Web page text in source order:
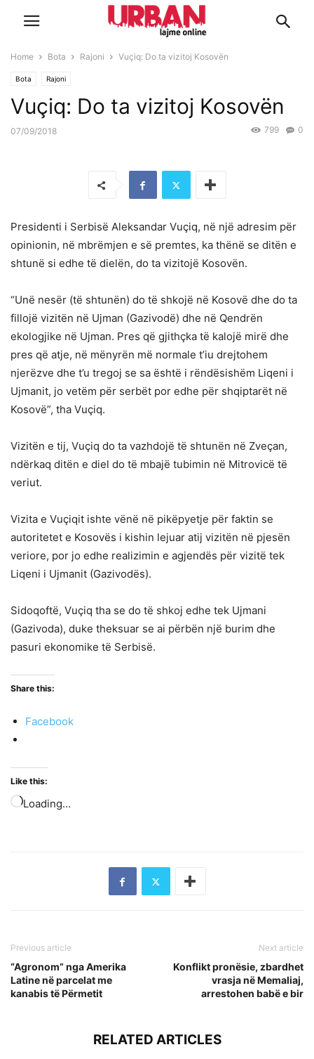
Home Bota Rajoni Vuçiq: Do ta vizitoj Kosovën
Bota Rajoni
Vuçiq: Do ta vizitoj Kosovën
07/09/2018 0
799
Presidenti i Serbisë Aleksandar Vuçiq, në një adresim për
opinionin, në mbrëmjen e së premtes, ka thënë se ditën e
shtunë si edhe të dielën, do ta vizitojë Kosovën.
“Unë nesër (të shtunën) do të shkojë në Kosovë dhe do ta
fillojë vizitën në Ujman (Gazivodë) dhe në Qendrën
ekologjike në Ujman. Pres që gjithçka të kalojë mirë dhe
pres që atje, në mënyrën më normale t’iu drejtohem
njerëzve dhe t’u tregoj se sa është i rëndësishëm Liqeni i
Ujmanit, jo vetëm për serbët por edhe për shqiptarët në
Kosovë”, tha Vuçiq.
Vizitën e tij, Vuçiq do ta vazhdojë të shtunën në Zveçan,
ndërkaq ditën e diel do të mbajë tubimin në Mitrovicë të
veriut.
Vizita e Vuçiqit ishte vënë në pikëpyetje për faktin se
autoritetet e Kosovës i kishin lejuar atij vizitën në pjesën
veriore, por jo edhe realizimin e agjendës për vizitë tek
Liqeni i Ujmanit (Gazivodës).
Sidoqoftë, Vuçiq tha se do të shkoj edhe tek Ujmani
(Gazivoda), duke theksuar se ai përbën një burim dhe
pasuri ekonomike të Serbisë.
Share this:
Facebook
Like this:
Loading…
Previous article
“Agronom” nga Amerika
Latine në parcelat me
kanabis të Përmetit
Next article
Konflikt pronësie, zbardhet
vrasja në Memaliaj,
arrestohen babë e bir
RELATED ARTICLES